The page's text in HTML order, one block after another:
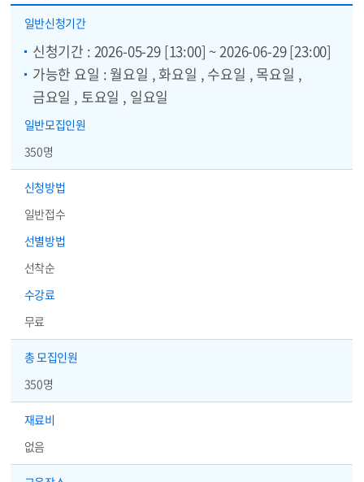
일반신청기간
신청기간 : 2026-05-29 [13:00] ~ 2026-06-29 [23:00]
가능한 요일 : 월요일 , 화요일 , 수요일 , 목요일 ,
금요일 , 토요일 , 일요일
일반모집인원
350명
신청방법
일반접수
선별방법
선착순
수강료
무료
총 모집인원
350명
재료비
없음